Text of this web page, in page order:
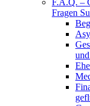
F.A.Q. –
Fragen